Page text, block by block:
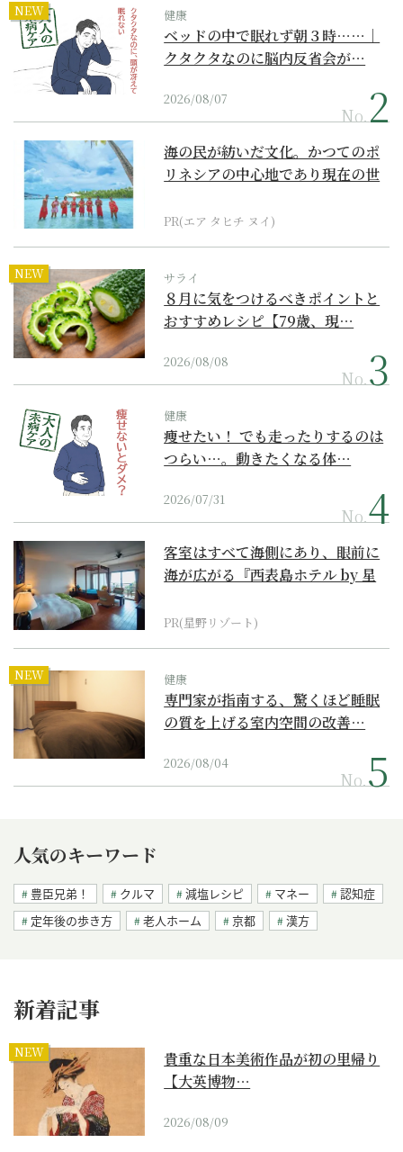
NEW 健康
ベッドの中で眠れず朝３時……｜
クタクタなのに脳内反省会が…
2026/08/07
No.
海の民が紡いだ文化。かつてのポ
リネシアの中心地であり現在の世
PR(エア タヒチ ヌイ)
NEW サライ
８月に気をつけるべきポイントと
おすすめレシピ【79歳、現…
2026/08/08
No.
健康
痩せたい！ でも走ったりするのは
つらい…。動きたくなる体…
2026/07/31
No.
客室はすべて海側にあり、眼前に
海が広がる『西表島ホテル by 星
PR(星野リゾート)
NEW 健康
専門家が指南する、驚くほど睡眠
の質を上げる室内空間の改善…
2026/08/04
No.
人気のキーワード
豊臣兄弟！ クルマ 減塩レシピ マネー
認知症
定年後の歩き方
老人ホーム 京都 漢方
新着記事
NEW
貴重な日本美術作品が初の里帰り
【大英博物…
2026/08/09